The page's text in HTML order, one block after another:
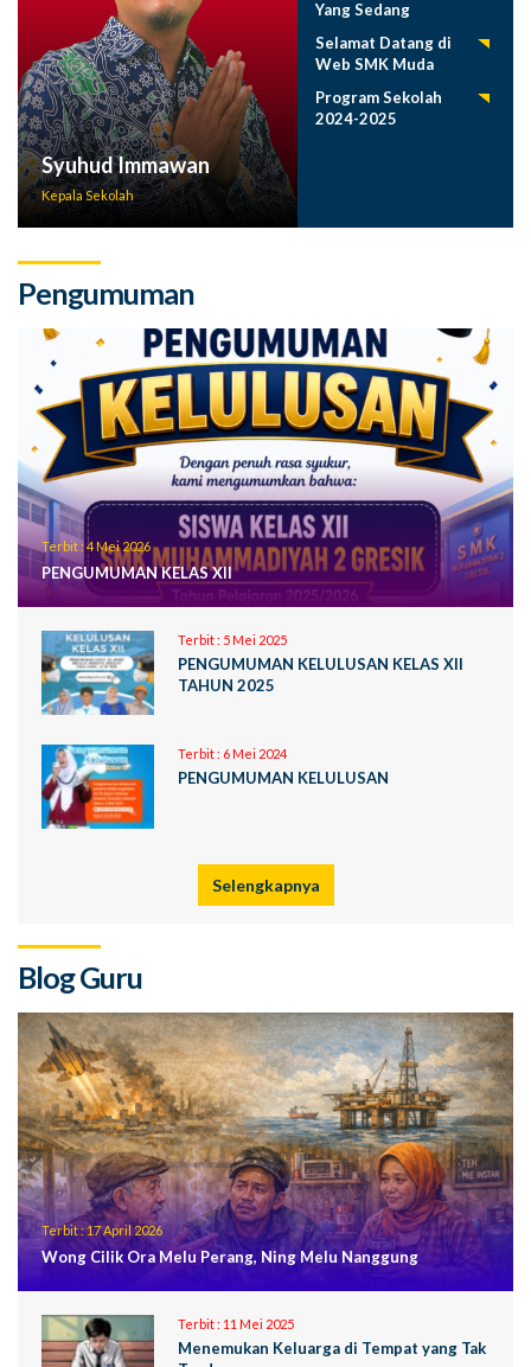
Syuhud Immawan
Kepala Sekolah
Yang Sedang
Selamat Datang di
Web SMK Muda
Program Sekolah
2024-2025
Pengumuman
Terbit : 4 Mei 2026
PENGUMUMAN KELAS XII
Terbit : 5 Mei 2025
PENGUMUMAN KELULUSAN KELAS XII
TAHUN 2025
Terbit : 6 Mei 2024
PENGUMUMAN KELULUSAN
Selengkapnya
Blog Guru
Terbit :17 April 2026
Wong Cilik Ora Melu Perang, Ning Melu Nanggung
Terbit : 11 Mei 2025
Menemukan Keluarga di Tempat yang Tak